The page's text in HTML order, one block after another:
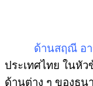
ด้านสฤณี อา
ประเทศไทย ในหัว
ด้านต่าง ๆ ของธน